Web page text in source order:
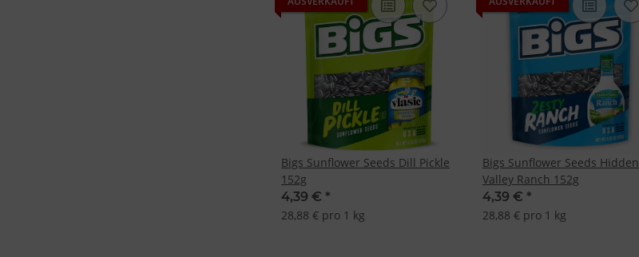
Bigs Sunflower Seeds Dill Pickle
152g
4,39 € *
28,88 € pro 1 kg
Bigs Sunflower Seeds Hidden
Valley Ranch 152g
4,39 € *
28,88 € pro 1 kg